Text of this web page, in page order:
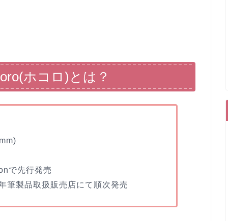
ホコロ)とは？
で先行発売
筆製品取扱販売店にて順次発売